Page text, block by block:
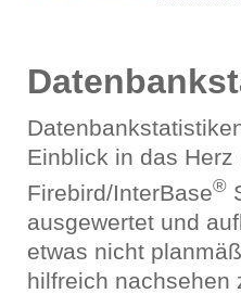
Einblick in das
Firebird/InterBase®
ausgewertet und
etwas nicht
hilfreich nachsehen